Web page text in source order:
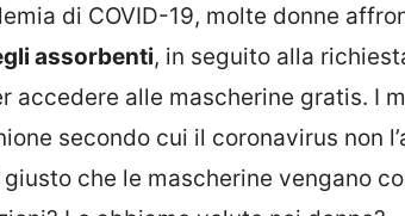
di COVID-19, molte donne
assorbenti, in seguito alla
accedere alle mascherine gratis. I
secondo cui il coronavirus non
che le mascherine vengano